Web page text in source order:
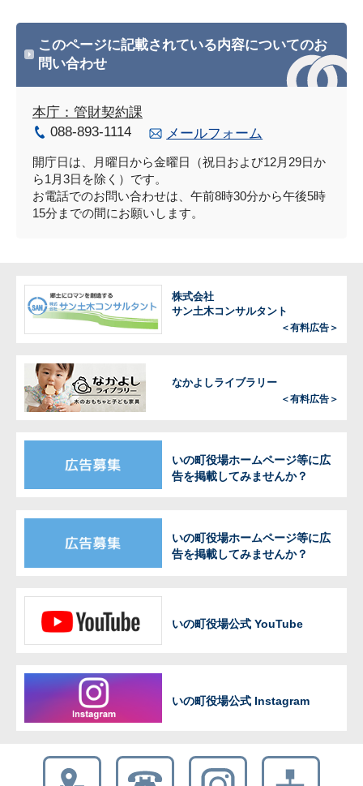
このページに記載されている内容についてのお
問い合わせ
本庁：管財契約課
088-893-1114
メールフォーム
開庁日は、月曜日から金曜日（祝日および12月29日か
ら1月3日を除く）です。
お電話でのお問い合わせは、午前8時30分から午後5時
15分までの間にお願いします。
株式会社
サン土木コンサルタント
＜有料広告＞
なかよしライブラリー
＜有料広告＞
いの町役場ホームページ等に広
告を掲載してみませんか？
いの町役場ホームページ等に広
告を掲載してみませんか？
いの町役場公式 YouTube
いの町役場公式 Instagram